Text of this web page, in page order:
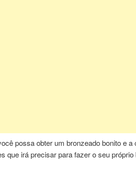
possa obter um bronzeado bonito e
que irá precisar para fazer o seu